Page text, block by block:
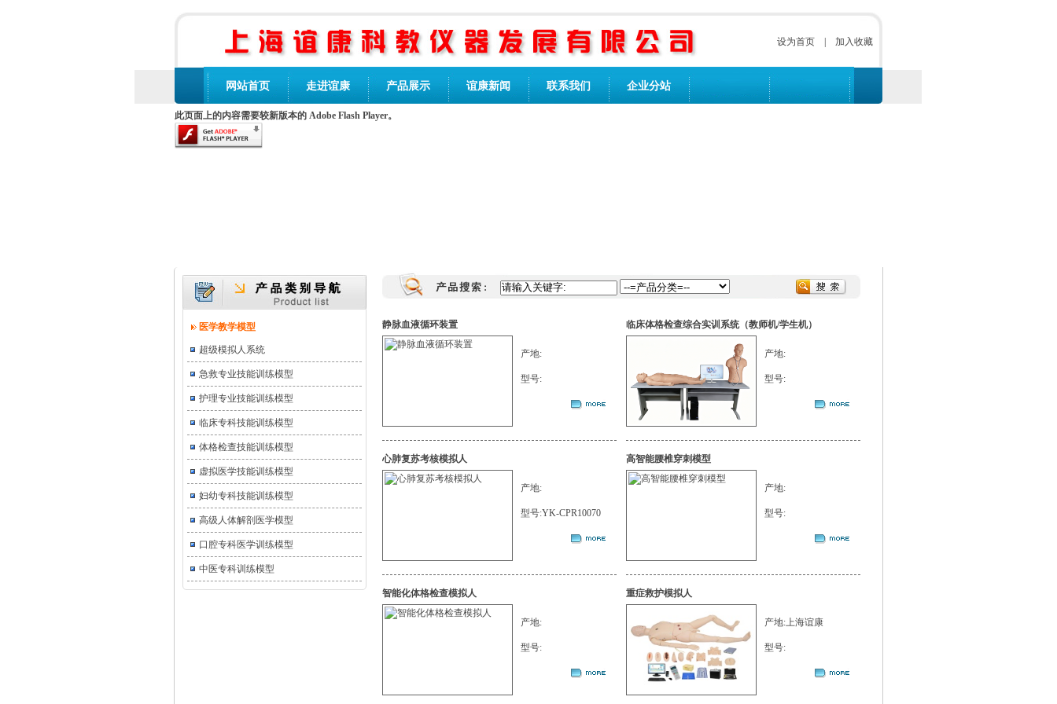
设为首页 加入收藏
网站首页 走进谊康 产品展示 谊康新闻 联系我们 企业分站
此页面上的内容需要较新版本的 Adobe Flash Player。
医学教学模型
超级模拟人系统
急救专业技能训练模型
护理专业技能训练模型
临床专科技能训练模型
体格检查技能训练模型
虚拟医学技能训练模型
妇幼专科技能训练模型
高级人体解剖医学模型
口腔专科医学训练模型
中医专科训练模型
临床体格检查综合实训系统（教师机/学生机）
产地:
型号:
静脉血液循环装置
产地:
型号:
高智能腰椎穿刺模型
产地:
型号:
心肺复苏考核模拟人
产地:
型号:YK-CPR10070
重症救护模拟人
产地:上海谊康
型号:
智能化体格检查模拟人
产地:
型号: